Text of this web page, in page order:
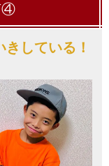
④
している！